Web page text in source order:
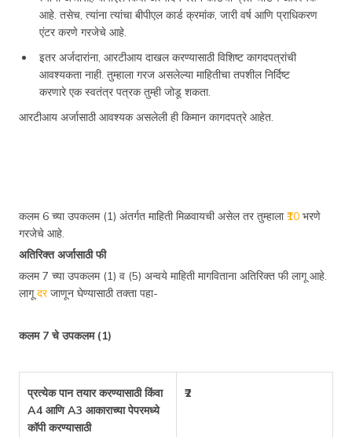
आहे. तसेच, त्यांना त्यांचा बीपीएल कार्ड क्रमांक, जारी वर्ष आणि प्राधिकरण
एंटर करणे गरजेचे आहे.
इतर अर्जदारांना, आरटीआय दाखल करण्यासाठी विशिष्ट कागदपत्रांची
आवश्यकता नाही. तुम्हाला गरज असलेल्या माहितीचा तपशील निर्दिष्ट
करणारे एक स्वतंत्र पत्रक तुम्ही जोडू शकता.
आरटीआय अर्जासाठी आवश्यक असलेली ही किमान कागदपत्रे आहेत.
कलम 6 च्या उपकलम (1) अंतर्गत माहिती मिळवायची असेल तर तुम्हाला₹10 भरणे
गरजेचे आहे.
अतिरिक्त अर्जासाठी फी
कलम 7 च्या उपकलम (1) व (5) अन्वये माहिती मागविताना अतिरिक्त फी लागू आहे.
लागूदरजाणून घेण्यासाठी तक्ता पहा-
कलम 7 चे उपकलम (1)
प्रत्येक पान तयार करण्यासाठी किंवा
A4 आणि A3 आकाराच्या पेपरमध्ये
कॉपी करण्यासाठी
₹2